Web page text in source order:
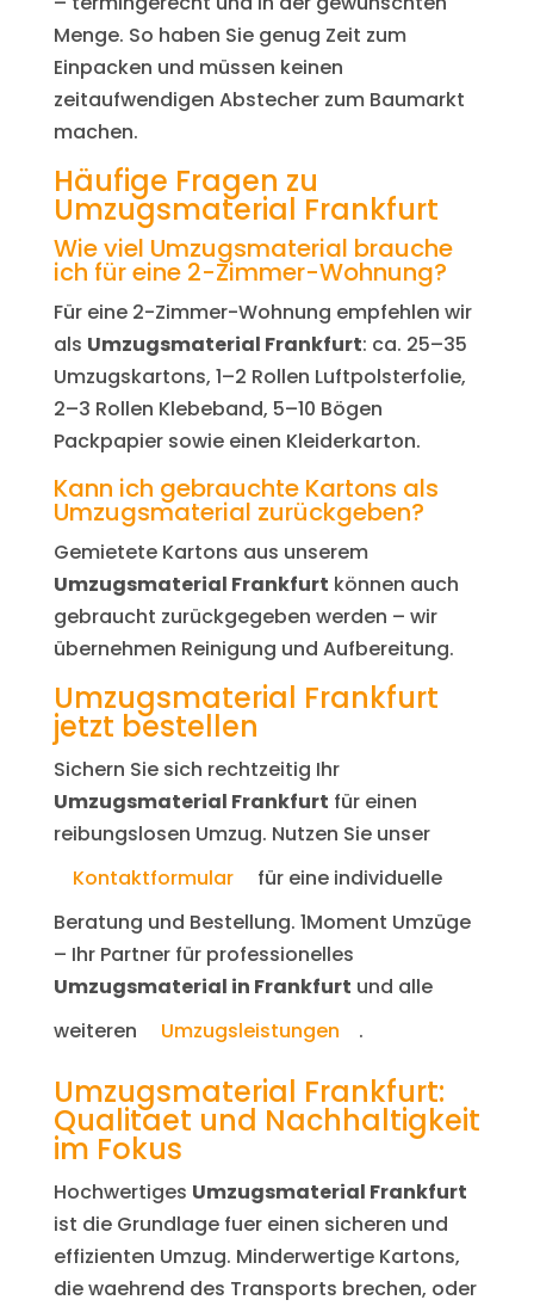
Menge. So haben Sie genug Zeit zum
Einpacken und müssen keinen
zeitaufwendigen Abstecher zum Baumarkt
machen.
Häufige Fragen zu
Umzugsmaterial Frankfurt
Wie viel Umzugsmaterial brauche
ich für eine 2-Zimmer-Wohnung?
Für eine 2-Zimmer-Wohnung empfehlen wir
als Umzugsmaterial Frankfurt: ca. 25–35
Umzugskartons, 1–2 Rollen Luftpolsterfolie,
2–3 Rollen Klebeband, 5–10 Bögen
Packpapier sowie einen Kleiderkarton.
Kann ich gebrauchte Kartons als
Umzugsmaterial zurückgeben?
Gemietete Kartons aus unserem
Umzugsmaterial Frankfurt können auch
gebraucht zurückgegeben werden – wir
übernehmen Reinigung und Aufbereitung.
Umzugsmaterial Frankfurt
jetzt bestellen
Sichern Sie sich rechtzeitig Ihr
Umzugsmaterial Frankfurt für einen
reibungslosen Umzug. Nutzen Sie unser
Kontaktformular
für eine individuelle
Beratung und Bestellung. 1Moment Umzüge
– Ihr Partner für professionelles
Umzugsmaterial in Frankfurt und alle
weiteren
Umzugsleistungen .
Umzugsmaterial Frankfurt:
Qualitaet und Nachhaltigkeit
im Fokus
Hochwertiges Umzugsmaterial Frankfurt
ist die Grundlage fuer einen sicheren und
effizienten Umzug. Minderwertige Kartons,
die waehrend des Transports brechen, oder